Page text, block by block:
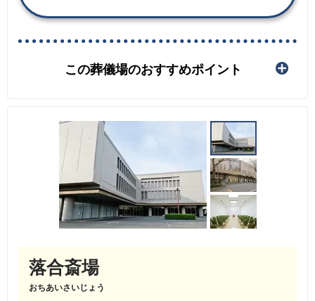
この葬儀場のおすすめポイント
落合斎場
おちあいさいじょう